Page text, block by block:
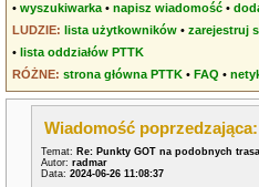
•wyszukiwarka •napisz wiadomość •
LUDZIE: lista użytkowników •zarejestruj
•lista oddziałów PTTK
RÓŻNE: strona główna PTTK •FAQ •
Wiadomość poprzedzająca:
Temat: Re: Punkty GOT na podobnych
Autor:radmar
Data:2024-06-26 11:08:37